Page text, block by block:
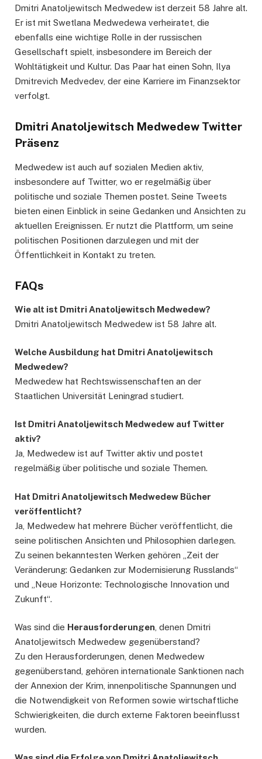
Dmitri Anatoljewitsch Medwedew ist derzeit 58 Jahre alt.
Er ist mit Swetlana Medwedewa verheiratet, die
ebenfalls eine wichtige Rolle in der russischen
Gesellschaft spielt, insbesondere im Bereich der
Wohltätigkeit und Kultur. Das Paar hat einen Sohn, Ilya
Dmitrevich Medvedev, der eine Karriere im Finanzsektor
verfolgt.
Dmitri Anatoljewitsch Medwedew Twitter
Präsenz
Medwedew ist auch auf sozialen Medien aktiv,
insbesondere auf Twitter, wo er regelmäßig über
politische und soziale Themen postet. Seine Tweets
bieten einen Einblick in seine Gedanken und Ansichten zu
aktuellen Ereignissen. Er nutzt die Plattform, um seine
politischen Positionen darzulegen und mit der
Öffentlichkeit in Kontakt zu treten.
FAQs
Wie alt ist Dmitri Anatoljewitsch Medwedew?
Dmitri Anatoljewitsch Medwedew ist 58 Jahre alt.
Welche Ausbildung hat Dmitri Anatoljewitsch
Medwedew?
Medwedew hat Rechtswissenschaften an der
Staatlichen Universität Leningrad studiert.
Ist Dmitri Anatoljewitsch Medwedew auf Twitter
aktiv?
Ja, Medwedew ist auf Twitter aktiv und postet
regelmäßig über politische und soziale Themen.
Hat Dmitri Anatoljewitsch Medwedew Bücher
veröffentlicht?
Ja, Medwedew hat mehrere Bücher veröffentlicht, die
seine politischen Ansichten und Philosophien darlegen.
Zu seinen bekanntesten Werken gehören „Zeit der
Veränderung: Gedanken zur Modernisierung Russlands“
und „Neue Horizonte: Technologische Innovation und
Zukunft“.
Was sind die Herausforderungen , denen Dmitri
Anatoljewitsch Medwedew gegenüberstand?
Zu den Herausforderungen, denen Medwedew
gegenüberstand, gehören internationale Sanktionen nach
der Annexion der Krim, innenpolitische Spannungen und
die Notwendigkeit von Reformen sowie wirtschaftliche
Schwierigkeiten, die durch externe Faktoren beeinflusst
wurden.